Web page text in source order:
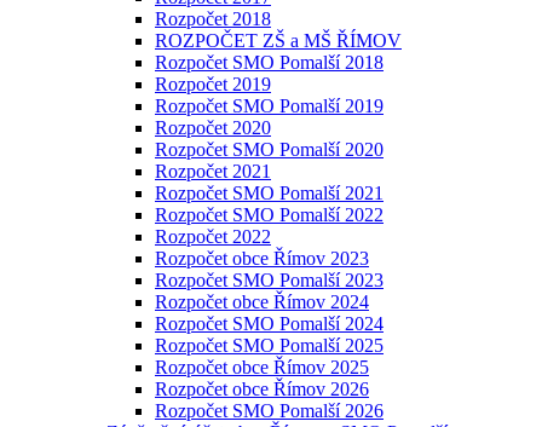
Rozpočet 2018
ROZPOČET ZŠ a MŠ ŘÍMOV
Rozpočet SMO Pomalší 2018
Rozpočet 2019
Rozpočet SMO Pomalší 2019
Rozpočet 2020
Rozpočet SMO Pomalší 2020
Rozpočet 2021
Rozpočet SMO Pomalší 2021
Rozpočet SMO Pomalší 2022
Rozpočet 2022
Rozpočet obce Římov 2023
Rozpočet SMO Pomalší 2023
Rozpočet obce Římov 2024
Rozpočet SMO Pomalší 2024
Rozpočet SMO Pomalší 2025
Rozpočet obce Římov 2025
Rozpočet obce Římov 2026
Rozpočet SMO Pomalší 2026